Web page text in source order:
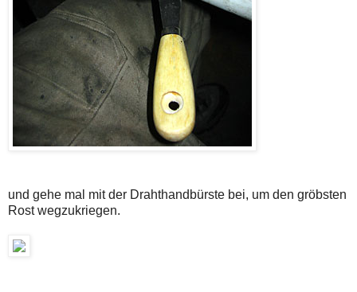
und gehe mal mit der Drahthandbürste bei, um den gröbsten
Rost wegzukriegen.